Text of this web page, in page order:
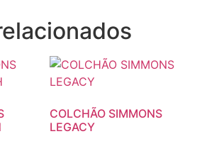
COLCHÃO SIMMONS
LEGACY